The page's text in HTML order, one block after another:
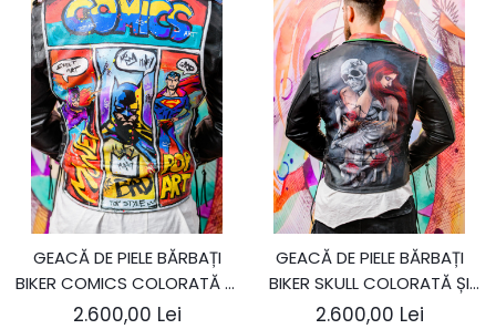
GEACĂ DE PIELE BĂRBAȚI
BIKER COMICS COLORATĂ ȘI
CU ȚINTE
2.600,00 Lei
GEACĂ DE PIELE BĂRBAȚI
BIKER SKULL COLORATĂ ȘI
CU ȚINTE
2.600,00 Lei